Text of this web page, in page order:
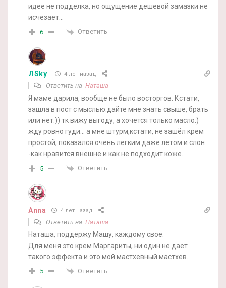
идее не подделка, но ощущение дешевой замазки не
исчезает…
6 Ответить
ЛSky 4 лет назад
Ответить на Наташа
Я маме дарила, вообще не было восторгов. Кстати,
зашла в пост с мыслью:дайте мне знать свыше, брать
или нет:)) тк вижу выгоду, а хочется только масло:)
жду ровно гуди… а мне штурм,кстати, не зашёл крем
простой, показался очень легким даже летом и слон
-как нравится внешне и как не подходит коже.
5 Ответить
Anna 4 лет назад
Ответить на Наташа
Наташа, поддержу Машу, каждому свое.
Для меня это крем Маргариты, ни один не дает
такого эффекта и это мой мастхевный мастхев.
5 Ответить